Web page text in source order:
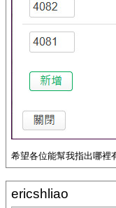
希望各位能幫我指出哪裡
ericshliao